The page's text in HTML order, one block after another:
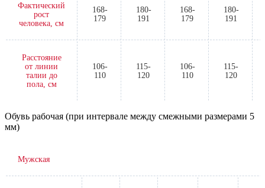
Фактический
рост
человека, см
168-
179
180-
191
168-
179
180-
191
Расстояние
от линии
талии до
пола, см
106-
110
115-
120
106-
110
115-
120
Обувь рабочая (при интервале между смежными размерами 5
мм)
Мужская